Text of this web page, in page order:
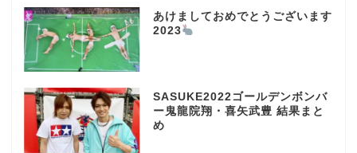
あけましておめでとうございます
2023
SASUKE2022ゴールデンボンバ
ー鬼龍院翔・喜矢武豊 結果まと
め